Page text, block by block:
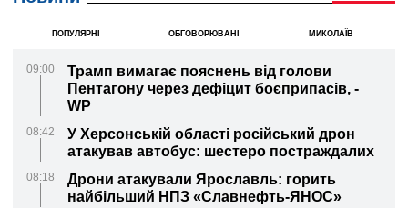
ПОПУЛЯРНІ ОБГОВОРЮВАНІ МИКОЛАЇВ
09:00
Трамп вимагає пояснень від голови
Пентагону через дефіцит боєприпасів, -
WP
08:42
У Херсонській області російський дрон
атакував автобус: шестеро постраждалих
08:18
Дрони атакували Ярославль: горить
найбільший НПЗ «Славнефть-ЯНОС»